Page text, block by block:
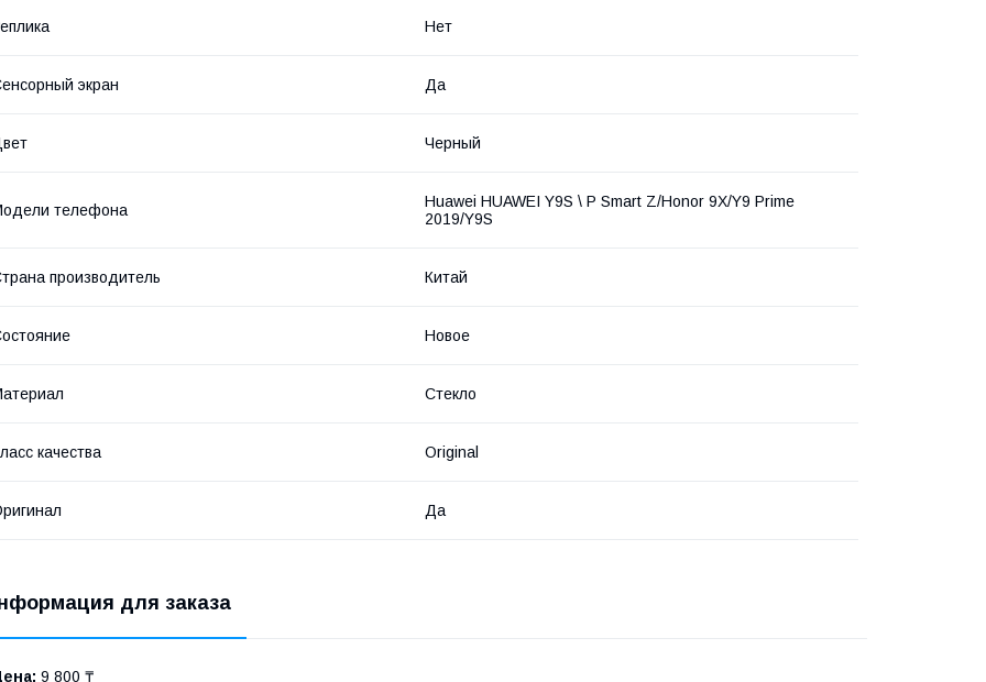
Нет
экран Да
Черный
телефона
Huawei HUAWEI Y9S \ P Smart Z/Honor 9X/Y9 Prime
2019/Y9S
производитель Китай
Новое
Стекло
качества Original
Да
для заказа
9 800 ₸